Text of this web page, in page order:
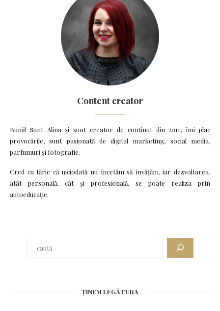
Content creator
Bună! Sunt Alina și sunt creator de conținut din 2011, îmi plac
provocările, sunt pasionată de digital marketing, social media,
parfumuri și fotografie.
Cred cu tărie că niciodată nu încetăm să învățăm, iar dezvoltarea,
atât personală, cât și profesională, se poate realiza prin
autoeducație.
ȚINEM LEGĂTURA